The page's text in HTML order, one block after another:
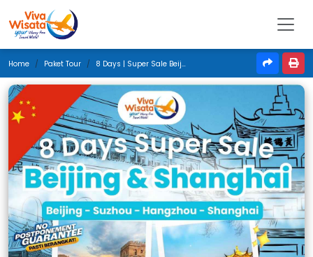
Home Paket Tour 8 Days | Super Sale Beijing & Shanghai | Juli 2026 | Medan